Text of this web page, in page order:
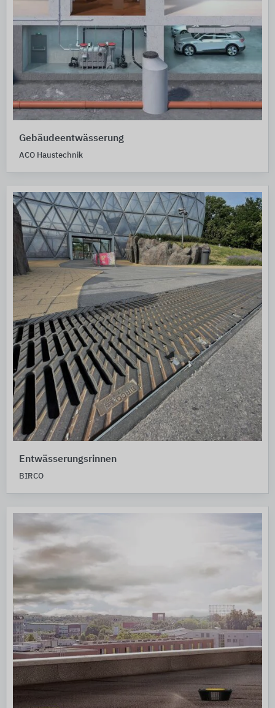
Gebäudeentwässerung
ACO Haustechnik
Entwässerungsrinnen
BIRCO